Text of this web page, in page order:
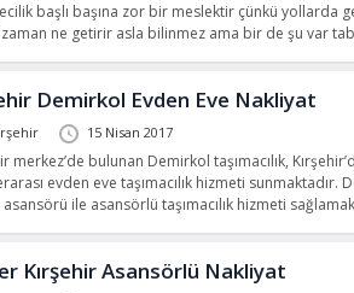
başlı başına zor bir meslektir çünkü yollarda
ne getirir asla bilinmez ama bir de şu var
Demirkol Evden Eve Nakliyat
15 Nisan 2017
merkez’de bulunan Demirkol taşımacılık,
evden eve taşımacılık hizmeti sunmaktadır.
ile asansörlü taşımacılık hizmeti
Kırşehir Asansörlü Nakliyat